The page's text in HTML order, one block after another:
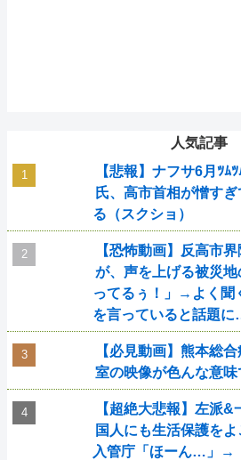
人気記事
【悲報】ナフサ6月ﾂﾑ
氏、高市首相が憎す
る（スクショ）
【恐怖動画】反高市
が、声を上げる被災
ってるぅ！」→よく聞
を言っていると話題
【必見動画】熊本総
室の映像が色んな意
【超絶大悲報】左派
国人にも生活保護をよ
入管庁「ほーん…」→